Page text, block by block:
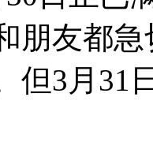
朋友都
但3月31